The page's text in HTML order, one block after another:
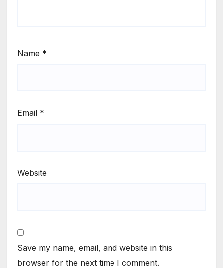
Name *
Email *
Website
Save my name, email, and website in this
browser for the next time I comment.